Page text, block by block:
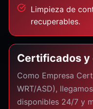
Limpieza de
recuperables.
Certificados y
Como Empresa
WRT/ASD),
disponibles 24/7 y